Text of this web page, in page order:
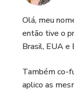
Olá, meu
então tive o
Brasil, EUA e
Também co-
aplico as